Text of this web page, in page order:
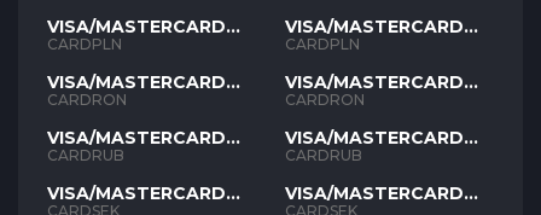
VISA/MASTERCARD
PLN
CARDPLN
VISA/MASTERCARD
RON
CARDRON
VISA/MASTERCARD
RUB
CARDRUB
VISA/MASTERCARD
SEK
CARDSEK
VISA/MASTERCARD
PLN
CARDPLN
VISA/MASTERCARD
RON
CARDRON
VISA/MASTERCARD
RUB
CARDRUB
VISA/MASTERCARD
SEK
CARDSEK